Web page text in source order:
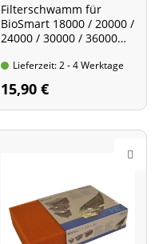
Filterschwamm für
BioSmart 18000 / 20000 /
24000 / 30000 / 36000
Packungsinhalt: 1 grüner
Filterschwamm
Lieferzeit: 2 - 4 Werktage
15,90 €